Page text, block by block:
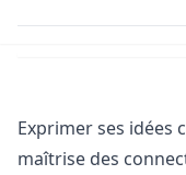
Exprimer ses idées
maîtrise des